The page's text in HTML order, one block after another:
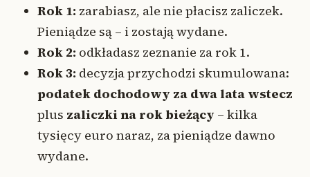
Rok 1: zarabiasz, ale nie płacisz zaliczek.
Pieniądze są – i zostają wydane.
Rok 2: odkładasz zeznanie za rok 1.
Rok 3: decyzja przychodzi skumulowana:
podatek dochodowy za dwa lata wstecz
plus zaliczki na rok bieżący – kilka
tysięcy euro naraz, za pieniądze dawno
wydane.